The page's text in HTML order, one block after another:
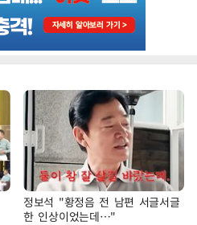
정보석 "황정음 전 남편 서글서글
한 인상이었는데…"